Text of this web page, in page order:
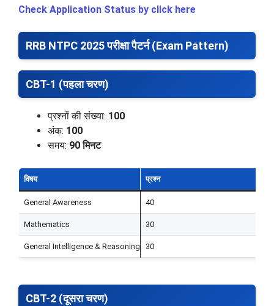
Check Application Status by click here
RRB NTPC 2025 परीक्षा पैटर्न (Exam Pattern)
CBT-1 (पहला चरण)
प्रश्नों की संख्या: 100
अंक: 100
समय: 90 मिनट
विषय प्रश्न
General Awareness 40
Mathematics 30
General Intelligence & Reasoning 30
CBT-2 (दूसरा चरण)